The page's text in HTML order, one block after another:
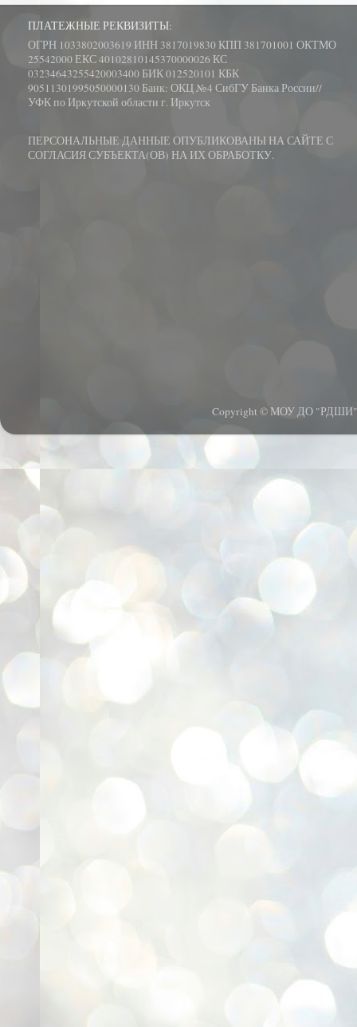
ПЛАТЕЖНЫЕ РЕКВИЗИТЫ:
ОГРН 1033802003619 ИНН 3817019830 КПП 381701001 ОКТМО
25542000 ЕКС 40102810145370000026 КС
03234643255420003400 БИК 012520101 КБК
90511301995050000130 Банк: ОКЦ №4 СибГУ Банка России//
УФК по Иркутской области г. Иркутск
ПЕРСОНАЛЬНЫЕ ДАННЫЕ ОПУБЛИКОВАНЫ НА САЙТЕ С
СОГЛАСИЯ СУБЪЕКТА(ОВ) НА ИХ ОБРАБОТКУ.
Copyright © МОУ ДО "РДШИ".